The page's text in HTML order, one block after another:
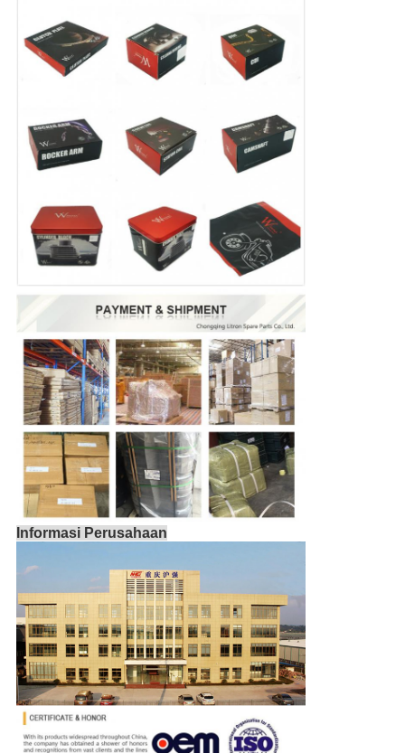
Informasi Perusahaan